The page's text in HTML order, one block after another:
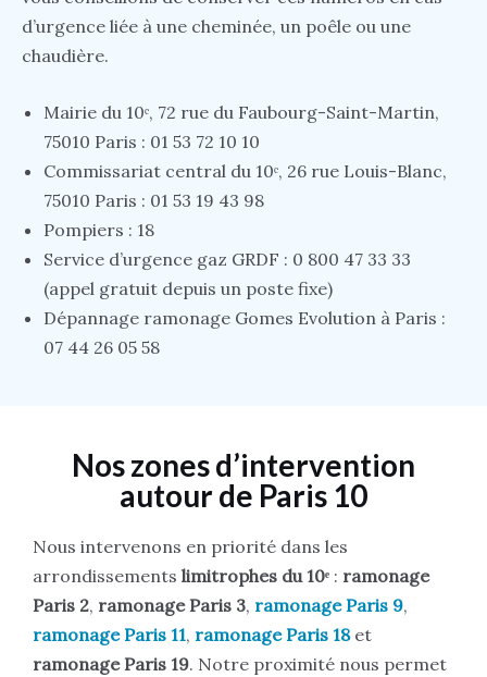
d’urgence liée à une cheminée, un poêle ou une
chaudière.
Mairie du 10ᵉ, 72 rue du Faubourg-Saint-Martin,
75010 Paris : 01 53 72 10 10
Commissariat central du 10ᵉ, 26 rue Louis-Blanc,
75010 Paris : 01 53 19 43 98
Pompiers : 18
Service d’urgence gaz GRDF : 0 800 47 33 33
(appel gratuit depuis un poste fixe)
Dépannage ramonage Gomes Evolution à Paris :
07 44 26 05 58
Nos zones d’intervention
autour de Paris 10
Nous intervenons en priorité dans les
arrondissements limitrophes du 10ᵉ : ramonage
Paris 2, ramonage Paris 3, ramonage Paris 9,
ramonage Paris 11, ramonage Paris 18et
ramonage Paris 19. Notre proximité nous permet